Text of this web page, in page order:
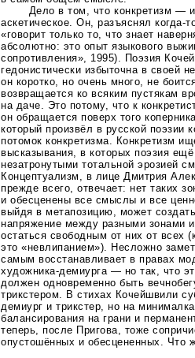
Дело в том, что конкретизм —
аскетическое. Он, разъяснялкогда-
«говорит только то, что знает
абсолютно: это опыт языкового
сопротивления», 1995). Поэзия
гедонистически избыточна в своей
он коротко, но очень много, не
возвращается ко всяким пустякам
на даче. Это потому, что к
он обращается поверх того
который произвёл в русской поэзии
потомок конкретизма. Конкретизм
высказывания, в которых поэзия
незатронутыми тотальной эрозией
Концептуализм, в лице Дмитрия
прежде всего, отвечает: нет таких
и обесценены все смыслы и все
выйдя в метапозицию, может
напряжение между разными зонами
остаться свободным от них от всех
это «невлипанием»). Несложно
самым восстанавливает в правах
художника-демиурга — но так, что
должен одновременно быть
трикстером. В стихах Кочейшвили
демиург и трикстер, но на
балансирования на грани и
теперь, после Пригова, тоже
опустошённых и обесцененных. Что